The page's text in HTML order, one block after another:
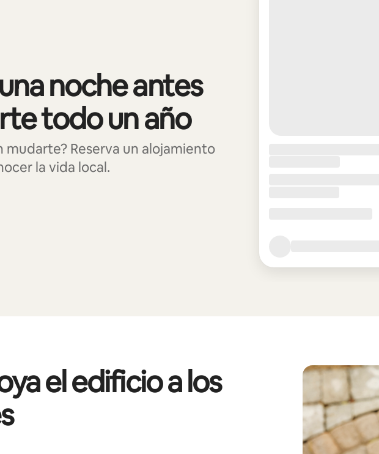
noche antes
todo un año
mudarte? Reserva un alojamiento
la vida local.
el edificio a los